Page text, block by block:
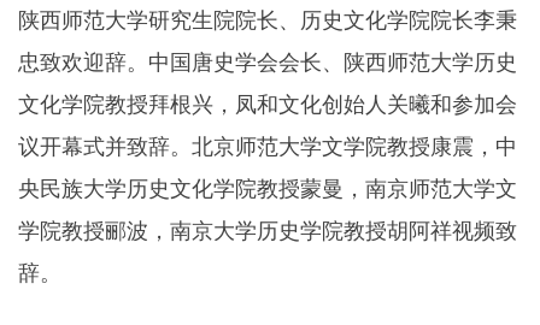
陕西师范大学研究生院院长、历史文化学院院长李秉
忠致欢迎辞。中国唐史学会会长、陕西师范大学历史
文化学院教授拜根兴，凤和文化创始人关曦和参加会
议开幕式并致辞。北京师范大学文学院教授康震，中
央民族大学历史文化学院教授蒙曼，南京师范大学文
学院教授郦波，南京大学历史学院教授胡阿祥视频致
辞。